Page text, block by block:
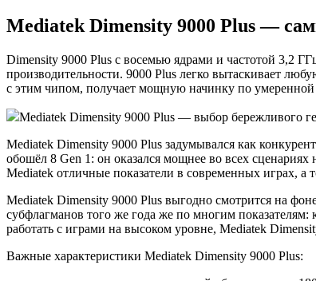
Mediatek Dimensity 9000 Plus —
Dimensity 9000 Plus с восемью ядрами и частотой 3,2
производительности. 9000 Plus легко вытаскивает
с этим чипом, получает мощную начинку по умеренной
Mediatek Dimensity 9000 Plus — выбор бережливого
Mediatek Dimensity 9000 Plus задумывался как
обошёл 8 Gen 1: он оказался мощнее во всех
Mediatek отличные показатели в современных играх, а
Mediatek Dimensity 9000 Plus выгодно смотрится на
субфлагманов того же года же по многим
работать с играми на высоком уровне, Mediatek
Важные характеристики Mediatek Dimensity 9000 Plus: